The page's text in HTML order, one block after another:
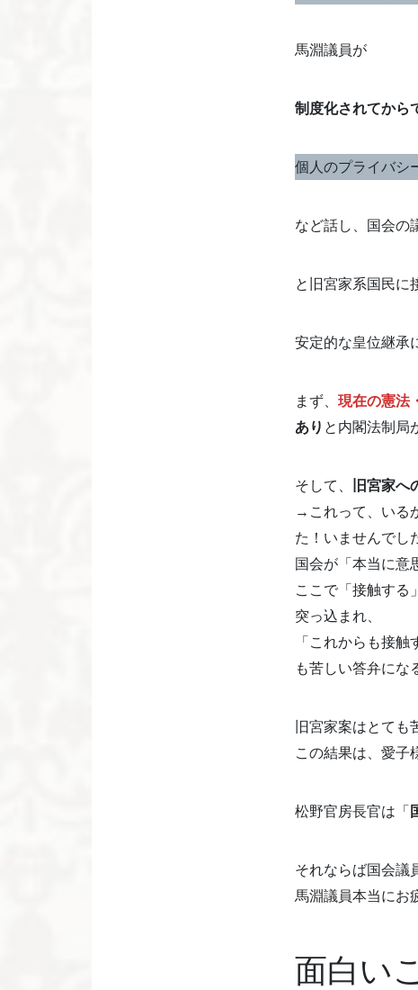
馬淵議員が
制度化されてから
個人のプライバシ
など話し、国会の
と旧宮家系国民に
安定的な皇位継承
まず、 現在の憲法
あり と内閣法制局
そして、
旧宮家
→これって、いる
た！いませんでし
国会が「本当に意
ここで「接触する
突っ込まれ、
「これからも接
も苦しい答弁にな
旧宮家案はとても
この結果は、愛子
松野官房長官は「
それならば国会議
馬淵議員本当にお
面白い